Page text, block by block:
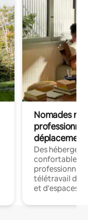
Nomades
déplacement
Des
confortables
professionnels
télétravail
et d'espaces